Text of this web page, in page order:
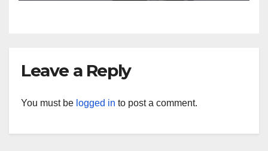
ประสบการณ์ถ่ายภาพมุมกว้างพิเศษที่
Leave a Reply
You must be logged in to post a comment.